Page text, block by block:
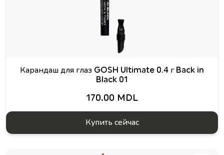
Карандаш для глаз GOSH Ultimate 0.4 г Back in
Black 01
170.00 MDL
Купить сейчас